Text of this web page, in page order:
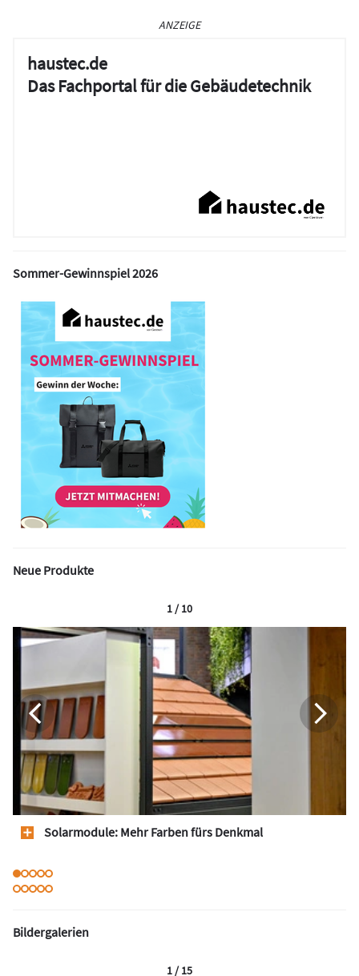
ANZEIGE
haustec.de
Das Fachportal für die Gebäudetechnik
Sommer-Gewinnspiel 2026
Neue Produkte
Solarmodule: Mehr Farben fürs Denkmal
1 / 10
Bildergalerien
1 / 15